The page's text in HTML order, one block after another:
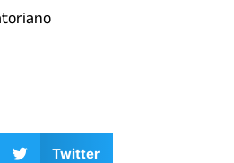
Twitter